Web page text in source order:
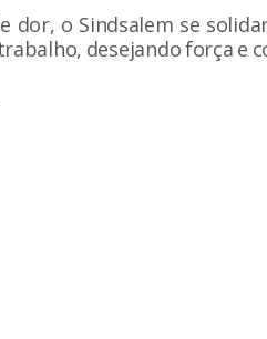
dor, o Sindsalem se
desejando força e